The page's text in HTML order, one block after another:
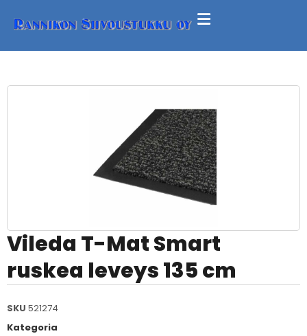
Vileda T-Mat Smart
ruskea leveys 135 cm
SKU 521274
Kategoria